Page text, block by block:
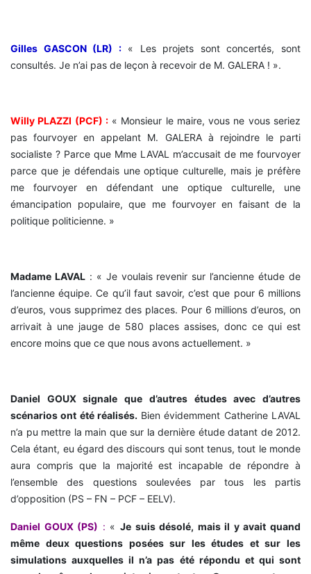
Gilles GASCON (LR) :« Les projets sont concertés, sont
consultés. Je n’ai pas de leçon à recevoir de M. GALERA ! ».
Willy PLAZZI (PCF) :« Monsieur le maire, vous ne vous seriez
pas fourvoyer en appelant M. GALERA à rejoindre le parti
socialiste ? Parce que Mme LAVAL m’accusait de me fourvoyer
parce que je défendais une optique culturelle, mais je préfère
me fourvoyer en défendant une optique culturelle, une
émancipation populaire, que me fourvoyer en faisant de la
politique politicienne. »
Madame LAVAL: « Je voulais revenir sur l’ancienne étude de
l’ancienne équipe. Ce qu’il faut savoir, c’est que pour 6 millions
d’euros, vous supprimez des places. Pour 6 millions d’euros, on
arrivait à une jauge de 580 places assises, donc ce qui est
encore moins que ce que nous avons actuellement. »
Daniel GOUX signale que d’autres études avec d’autres
scénarios ont été réalisés. Bien évidemment Catherine LAVAL
n’a pu mettre la main que sur la dernière étude datant de 2012.
Cela étant, eu égard des discours qui sont tenus, tout le monde
aura compris que la majorité est incapable de répondre à
l’ensemble des questions soulevées par tous les partis
d’opposition (PS – FN – PCF – EELV).
Daniel GOUX (PS) : « Je suis désolé, mais il y avait quand
même deux questions posées sur les études et sur les
simulations auxquelles il n’a pas été répondu et qui sont